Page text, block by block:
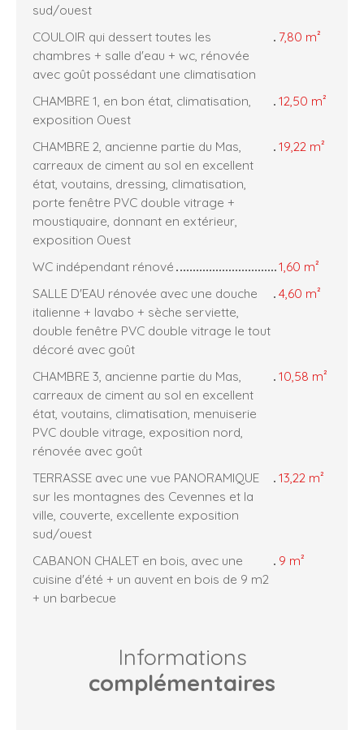
sud/ouest
COULOIR qui dessert toutes les
chambres + salle d'eau + wc, rénovée
avec goût possédant une climatisation
7,80 m²
CHAMBRE 1, en bon état, climatisation,
exposition Ouest
12,50 m²
CHAMBRE 2, ancienne partie du Mas,
carreaux de ciment au sol en excellent
état, voutains, dressing, climatisation,
porte fenêtre PVC double vitrage +
moustiquaire, donnant en extérieur,
exposition Ouest
19,22 m²
WC indépendant rénové
1,60 m²
SALLE D'EAU rénovée avec une douche
italienne + lavabo + sèche serviette,
double fenêtre PVC double vitrage le tout
décoré avec goût
4,60 m²
CHAMBRE 3, ancienne partie du Mas,
carreaux de ciment au sol en excellent
état, voutains, climatisation, menuiserie
PVC double vitrage, exposition nord,
rénovée avec goût
10,58 m²
TERRASSE avec une vue PANORAMIQUE
sur les montagnes des Cevennes et la
ville, couverte, excellente exposition
sud/ouest
13,22 m²
CABANON CHALET en bois, avec une
cuisine d'été + un auvent en bois de 9 m2
+ un barbecue
9 m²
Informations
complémentaires